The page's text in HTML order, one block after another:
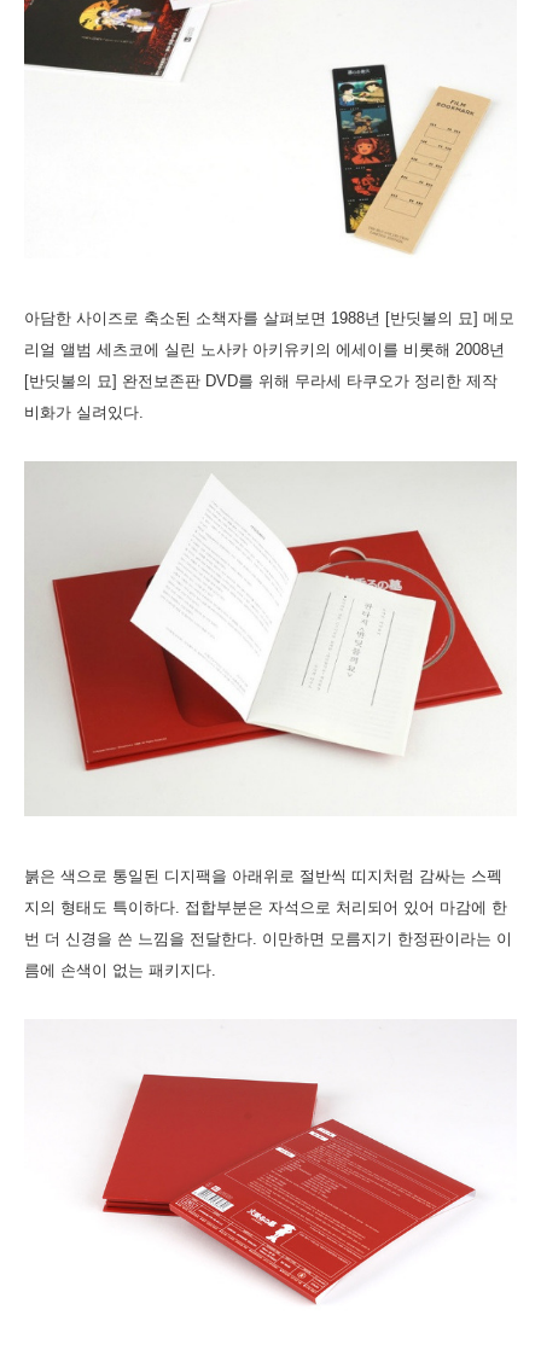
아담한 사이즈로 축소된 소책자를 살펴보면 1988년 [반딧불의 묘] 메모
리얼 앨범 세츠코에 실린 노사카 아키유키의 에세이를 비롯해 2008년
[반딧불의 묘] 완전보존판 DVD를 위해 무라세 타쿠오가 정리한 제작
비화가 실려있다.
붉은 색으로 통일된 디지팩을 아래위로 절반씩 띠지처럼 감싸는 스펙
지의 형태도 특이하다. 접합부분은 자석으로 처리되어 있어 마감에 한
번 더 신경을 쓴 느낌을 전달한다. 이만하면 모름지기 한정판이라는 이
름에 손색이 없는 패키지다.